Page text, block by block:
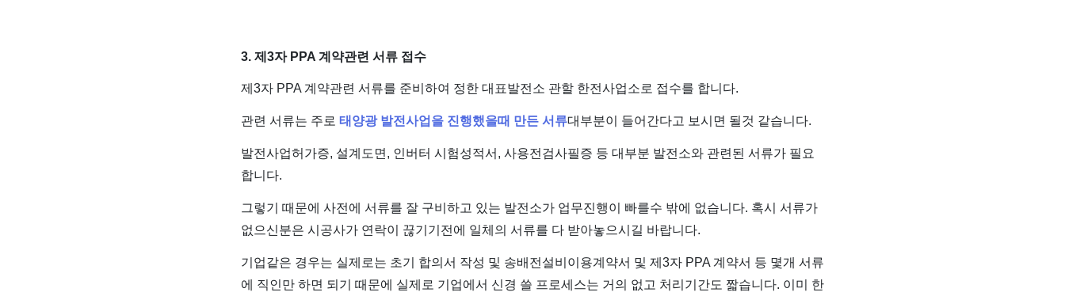
3. 제3자 PPA 계약관련 서류 접수
제3자 PPA 계약관련 서류를 준비하여 정한 대표발전소 관할 한전사업소로 접수를 합니다.
관련 서류는 주로 태양광 발전사업을 진행했을때 만든 서류대부분이 들어간다고 보시면 될것 같습니다.
발전사업허가증, 설계도면, 인버터 시험성적서, 사용전검사필증 등 대부분 발전소와 관련된 서류가 필요
합니다.
그렇기 때문에 사전에 서류를 잘 구비하고 있는 발전소가 업무진행이 빠를수 밖에 없습니다. 혹시 서류가
없으신분은 시공사가 연락이 끊기기전에 일체의 서류를 다 받아놓으시길 바랍니다.
기업같은 경우는 실제로는 초기 합의서 작성 및 송배전설비이용계약서 및 제3자 PPA 계약서 등 몇개 서류
에 직인만 하면 되기 때문에 실제로 기업에서 신경 쓸 프로세스는 거의 없고 처리기간도 짧습니다. 이미 한